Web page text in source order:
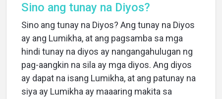
Sino ang tunay na Diyos?
Sino ang tunay na Diyos? Ang tunay na Diyos
ay ang Lumikha, at ang pagsamba sa mga
hindi tunay na diyos ay nangangahulugan ng
pag-aangkin na sila ay mga diyos. Ang diyos
ay dapat na isang Lumikha, at ang patunay na
siya ay Lumikha ay maaaring makita sa